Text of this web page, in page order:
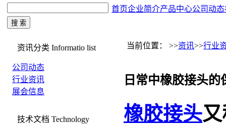
首页企业简介产品中心公司动态
资讯分类 Informatio list
公司动态
行业资讯
展会信息
技术文档 Technology
当前位置： >>资讯>>行业
日常中橡胶接头的
橡胶接头